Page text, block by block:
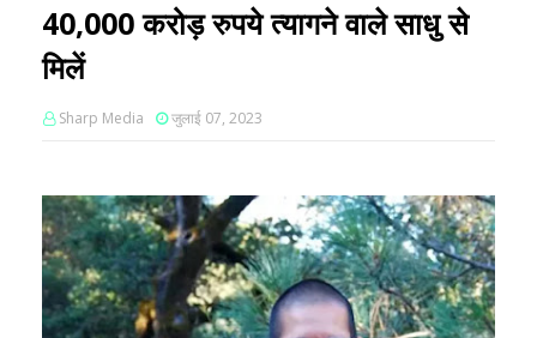
40,000 करोड़ रुपये त्यागने वाले साधु से
मिलें
Sharp Media जुलाई 07, 2023